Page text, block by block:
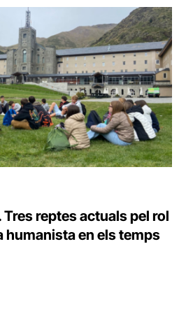
reptes actuals pel rol
humanista en els temps